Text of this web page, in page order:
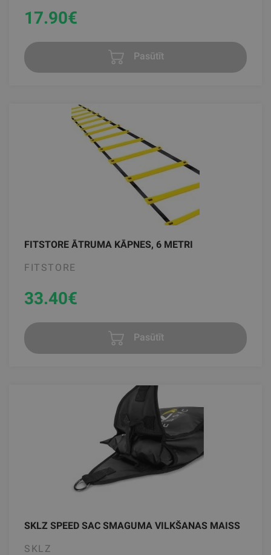
17.90€
Pasūtīt
FITSTORE ĀTRUMA KĀPNES, 6 METRI
FITSTORE
33.40€
Pasūtīt
SKLZ SPEED SAC SMAGUMA VILKŠANAS MAISS
SKLZ